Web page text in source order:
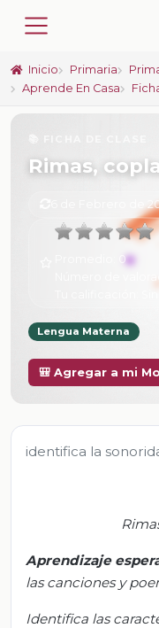
Inicio Primaria
Aprende En Casa
Rimas,
6 de Febrero de
0
Lengua Materna
🎒 Agregar a mi
identifica la
Aprendizaje
las canciones y
Identifica las